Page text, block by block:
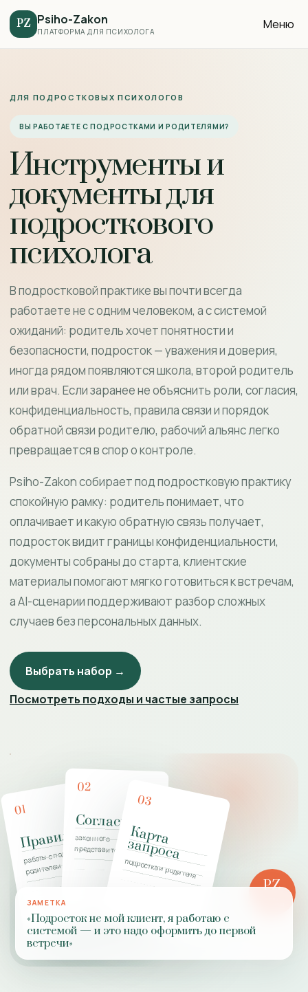
PZ Psiho-Zakon
ПЛАТФОРМА ДЛЯ ПСИХОЛОГА Меню
ДЛЯ ПОДРОСТКОВЫХ ПСИХОЛОГОВ
ВЫ РАБОТАЕТЕ С ПОДРОСТКАМИ И РОДИТЕЛЯМИ?
Инструменты и
документы для
подросткового
психолога
В подростковой практике вы почти всегда
работаете не с одним человеком, а с системой
ожиданий: родитель хочет понятности и
безопасности, подросток — уважения и доверия,
иногда рядом появляются школа, второй родитель
или врач. Если заранее не объяснить роли, согласия,
конфиденциальность, правила связи и порядок
обратной связи родителю, рабочий альянс легко
превращается в спор о контроле.
Psiho-Zakon собирает под подростковую практику
спокойную рамку: родитель понимает, что
оплачивает и какую обратную связь получает,
подросток видит границы конфиденциальности,
документы собраны до старта, клиентские
материалы помогают мягко готовиться к встречам,
а AI-сценарии поддерживают разбор сложных
случаев без персональных данных.
Выбрать набор →
Посмотреть подходы и частые запросы
01
Правила
работы с подростком и
родителем
02
Согласие
законного
представителя
03
К
а
р
т
а
з
а
п
р
о
с
а
подростка и родителя
PZ
ЗАМЕТКА
«Подросток не мой клиент, я работаю с
системой — и это надо оформить до первой
встречи»